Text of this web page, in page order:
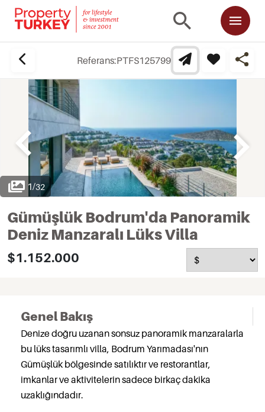
Referans:PTFS125799
1/32
Gümüşlük Bodrum'da Panoramik
Deniz Manzaralı Lüks Villa
$1.152.000
Genel Bakış
Denize doğru uzanan sonsuz panoramik manzaralarla
bu lüks tasarımlı villa, Bodrum Yarımadası'nın
Gümüşlük bölgesinde satılıktır ve restorantlar,
imkanlar ve aktivitelerin sadece birkaç dakika
uzaklığındadır.